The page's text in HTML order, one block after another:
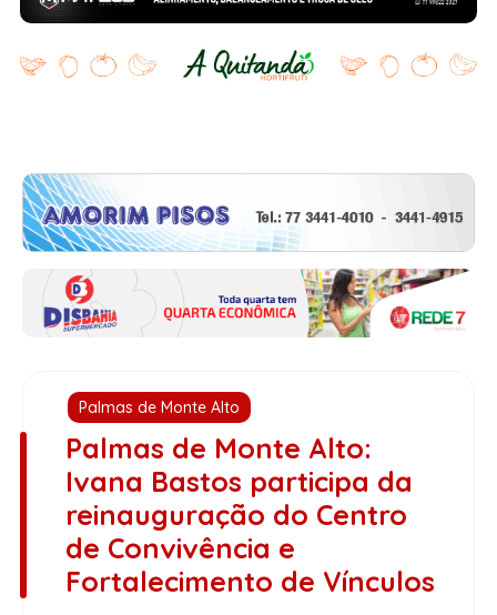
Palmas de Monte Alto
Palmas de Monte Alto:
Ivana Bastos participa da
reinauguração do Centro
de Convivência e
Fortalecimento de Vínculos